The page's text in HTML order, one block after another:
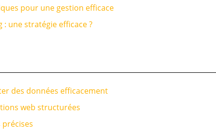
pour une gestion efficace
une stratégie efficace ?
des données efficacement
web structurées
précises